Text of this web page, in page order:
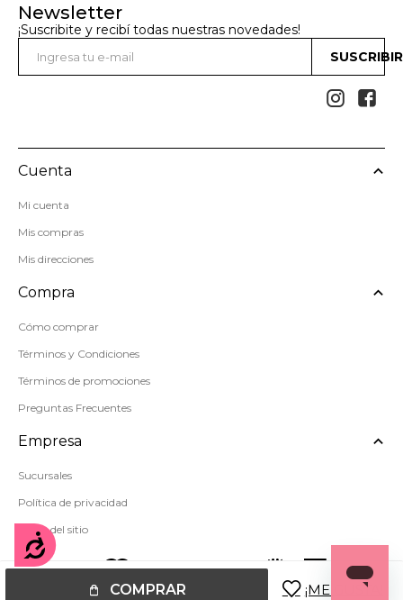
Accesibilidad
COMPRAR
Newsletter
¡Suscribite y recibí todas nuestras novedades!
 
Cuenta
Mi cuenta
Mis compras
Mis direcciones
Compra
Cómo comprar
Términos y Condiciones
Términos de promociones
Preguntas Frecuentes
Empresa
Sucursales
Política de privacidad
Mapa del sitio